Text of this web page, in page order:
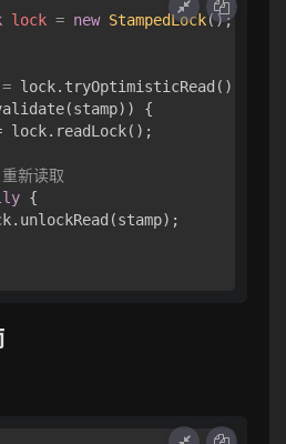
lock = new StampedLock();
=
{
lock.readLock();
新读取
{